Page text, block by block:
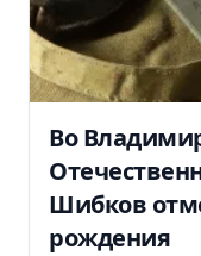
Во
Шибков
рождения